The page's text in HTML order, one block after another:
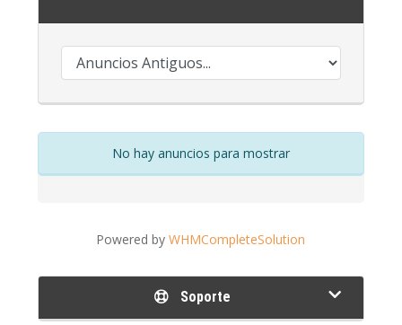
No hay anuncios para mostrar
Powered byWHMCompleteSolution
Soporte